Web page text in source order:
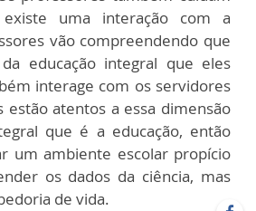
uma interação com a
vão compreendendo que
educação integral que eles
interage com os servidores
estão atentos a essa dimensão
que é a educação, então
um ambiente escolar propício
os dados da ciência, mas
de vida.